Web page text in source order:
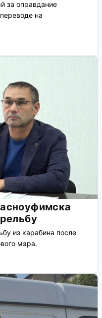
за оправдание
на
из карабина после
мэра.